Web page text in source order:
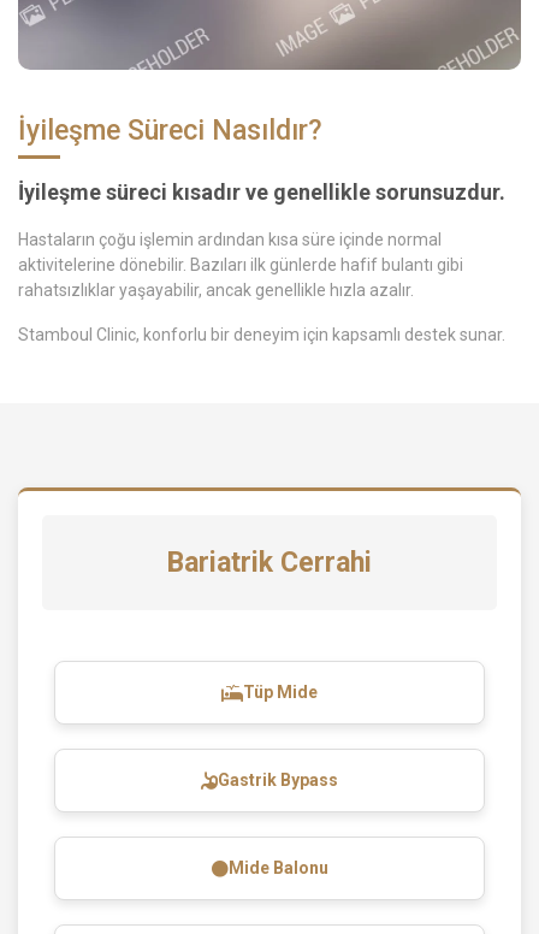
İyileşme Süreci Nasıldır?
İyileşme süreci kısadır ve genellikle sorunsuzdur.
Hastaların çoğu işlemin ardından kısa süre içinde normal
aktivitelerine dönebilir. Bazıları ilk günlerde hafif bulantı gibi
rahatsızlıklar yaşayabilir, ancak genellikle hızla azalır.
Stamboul Clinic, konforlu bir deneyim için kapsamlı destek sunar.
Bariatrik Cerrahi
Tüp Mide
Gastrik Bypass
Mide Balonu